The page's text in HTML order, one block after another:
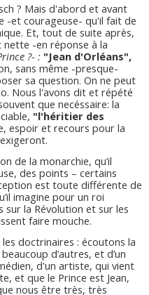
? Mais d'abord et avant
et courageuse- qu'il fait de
Et, tout de suite après,
-en réponse à la
?- : "Jean d'Orléans",
sans même -presque-
sa question. On ne peut
Nous l'avons dit et répété
que necéssaire: la
"l'héritier des
espoir et recours pour la
la monarchie, qu’il
des points – certains
est toute différente de
imagine pour un roi
sur la Révolution et sur les
faire mouche.
doctrinaires : écoutons la
d’autres, et d’un
d'un artiste, qui vient
et que le Prince est Jean,
nous être très, très